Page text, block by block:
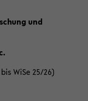
und
WiSe 25/26)